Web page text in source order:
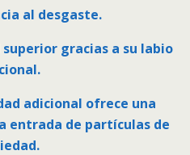
al desgaste.
gracias a su labio
adicional ofrece una
entrada de partículas de